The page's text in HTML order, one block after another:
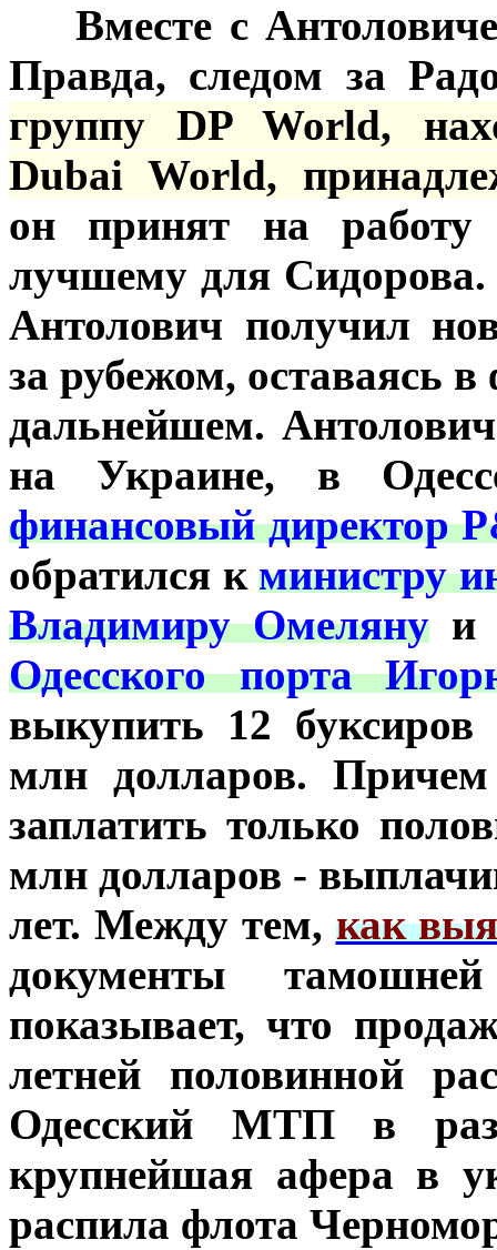
Вместе с
Правда, следом за
группу DP World,
Dubai World,
он принят на
лучшему для
Антолович получил
за рубежом, оставаясь
дальнейшем.
на Украине, в
финансовый директор
обратился к министру
Владимиру Омеляну
Одесского порта
выкупить 12
млн долларов.
заплатить только
млн долларов -
лет. Между тем, как
документы
показывает, что
летней половинной
Одесский МТП в
крупнейшая афера в
распила флота